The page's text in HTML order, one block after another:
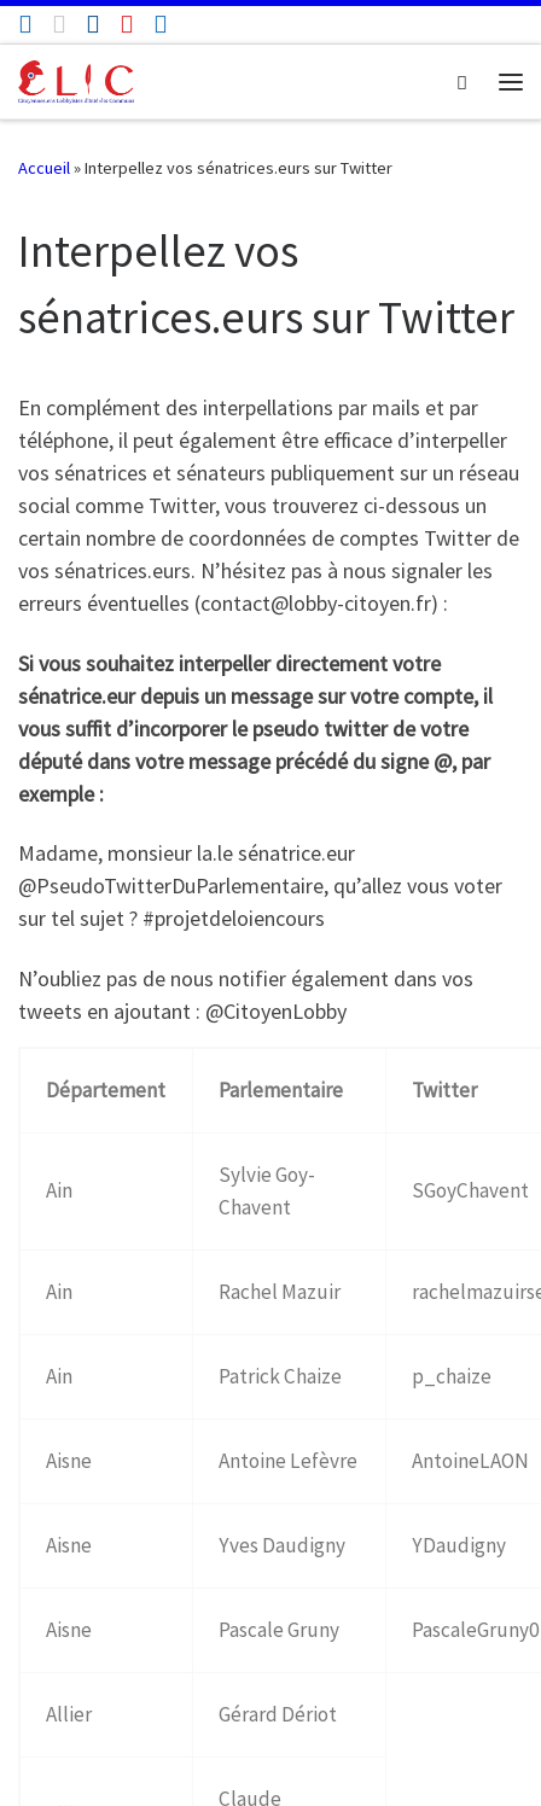
Passer au contenu
Search
Accueil»Interpellez vos sénatrices.eurs sur Twitter
Interpellez vos
sénatrices.eurs sur Twitter
En complément des interpellations par mails et par
téléphone, il peut également être efficace d’interpeller
vos sénatrices et sénateurs publiquement sur un réseau
social comme Twitter, vous trouverez ci-dessous un
certain nombre de coordonnées de comptes Twitter de
vos sénatrices.eurs. N’hésitez pas à nous signaler les
erreurs éventuelles (contact@lobby-citoyen.fr) :
Si vous souhaitez interpeller directement votre
sénatrice.eur depuis un message sur votre compte, il
vous suffit d’incorporer le pseudo twitter de votre
député dans votre message précédé du signe @, par
exemple :
Madame, monsieur la.le sénatrice.eur
@PseudoTwitterDuParlementaire, qu’allez vous voter
sur tel sujet ? #projetdeloiencours
N’oubliez pas de nous notifier également dans vos
tweets en ajoutant : @CitoyenLobby
Département Parlementaire Twitter
Ain
Sylvie Goy-
Chavent
SGoyChavent
Ain Rachel Mazuir
Ain Patrick Chaize p_chaize
Aisne Antoine Lefèvre AntoineLAON
Aisne Yves Daudigny YDaudigny
Aisne Pascale Gruny
Allier Gérard Dériot
Claude